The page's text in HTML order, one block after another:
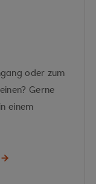
BGM-
oder zum
Gerne
einem